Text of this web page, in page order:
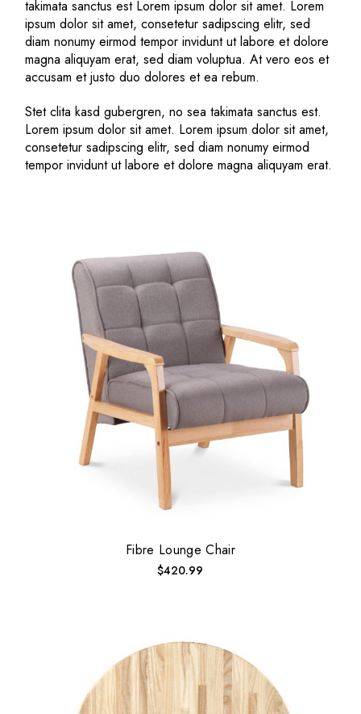
takimata sanctus est Lorem ipsum dolor sit amet. Lorem
ipsum dolor sit amet, consetetur sadipscing elitr, sed
diam nonumy eirmod tempor invidunt ut labore et dolore
magna aliquyam erat, sed diam voluptua. At vero eos et
accusam et justo duo dolores et ea rebum.
Stet clita kasd gubergren, no sea takimata sanctus est.
Lorem ipsum dolor sit amet. Lorem ipsum dolor sit amet,
consetetur sadipscing elitr, sed diam nonumy eirmod
tempor invidunt ut labore et dolore magna aliquyam erat.
Fibre Lounge Chair
$420.99